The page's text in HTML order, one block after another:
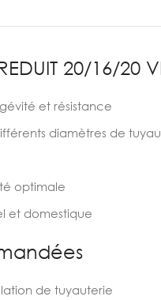
20/16/20
et résistance
diamètres de
optimale
et domestique
de tuyauterie